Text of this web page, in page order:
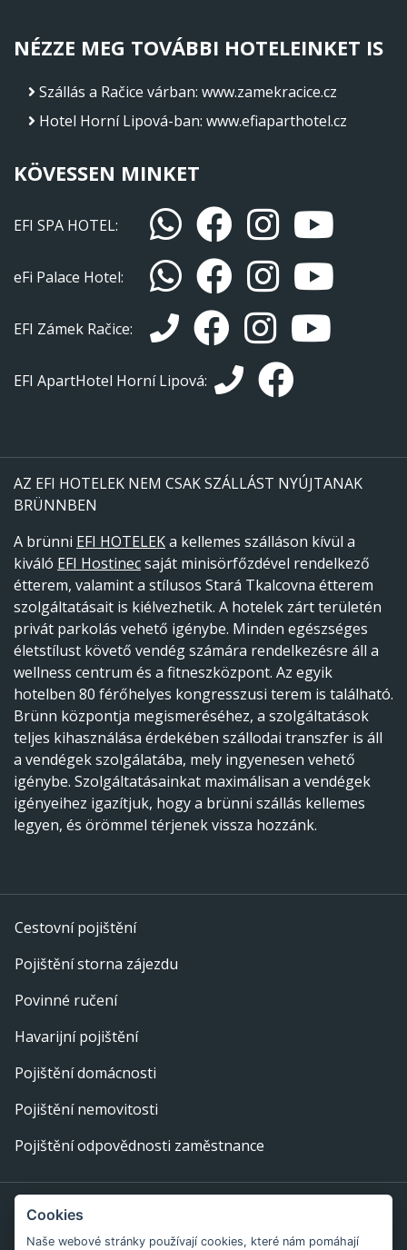
NÉZZE MEG TOVÁBBI HOTELEINKET IS
Szállás a Račice várban: www.zamekracice.cz
Hotel Horní Lipová-ban: www.efiaparthotel.cz
KÖVESSEN MINKET
EFI SPA HOTEL:
eFi Palace Hotel:
EFI Zámek Račice:
EFI ApartHotel Horní Lipová:
AZ EFI HOTELEK NEM CSAK SZÁLLÁST NYÚJTANAK
BRÜNNBEN
A brünni EFI HOTELEKa kellemes szálláson kívül a
kiváló EFI Hostinecsaját minisörfőzdével rendelkező
étterem, valamint a stílusos Stará Tkalcovna étterem
szolgáltatásait is kiélvezhetik. A hotelek zárt területén
privát parkolás vehető igénybe. Minden egészséges
életstílust követő vendég számára rendelkezésre áll a
wellness centrum és a fitneszközpont. Az egyik
hotelben 80 férőhelyes kongresszusi terem is található.
Brünn központja megismeréséhez, a szolgáltatások
teljes kihasználása érdekében szállodai transzfer is áll
a vendégek szolgálatába, mely ingyenesen vehető
igénybe. Szolgáltatásainkat maximálisan a vendégek
igényeihez igazítjuk, hogy a brünni szállás kellemes
legyen, és örömmel térjenek vissza hozzánk.
Cestovní pojištění
Pojištění storna zájezdu
Povinné ručení
Havarijní pojištění
Pojištění domácnosti
Pojištění nemovitosti
Pojištění odpovědnosti zaměstnance
Provozovatel webu: eFi Palace, s.r.o., IČ: 29378702,
Cookies
Naše webové stránky používají cookies, které nám pomáhají